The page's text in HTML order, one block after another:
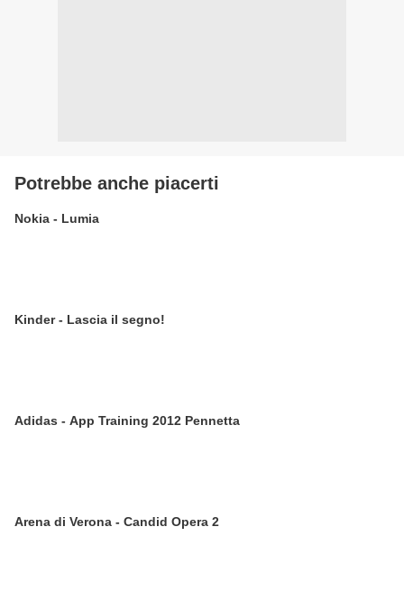
Potrebbe anche piacerti
Nokia - Lumia
Kinder - Lascia il segno!
Adidas - App Training 2012 Pennetta
Arena di Verona - Candid Opera 2